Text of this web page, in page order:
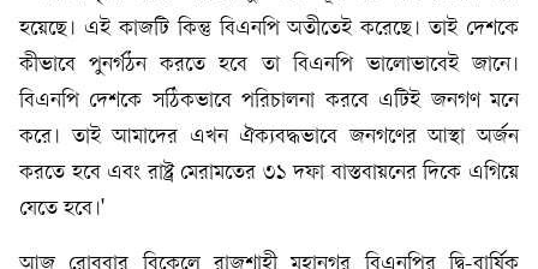
হয়েছে। এই কাজটি কিন্তু বিএনপি অতীতেই করেছে। তাই দেশকে
কীভাবে পুনর্গঠন করতে হবে তা বিএনপি ভালোভাবেই জানে।
বিএনপি দেশকে সঠিকভাবে পরিচালনা করবে এটিই জনগণ মনে
করে। তাই আমাদের এখন ঐক্যবদ্ধভাবে জনগণের আস্থা অর্জন
করতে হবে এবং রাষ্ট্র মেরামতের ৩১ দফা বাস্তবায়নের দিকে এগিয়ে
যেতে হবে।'